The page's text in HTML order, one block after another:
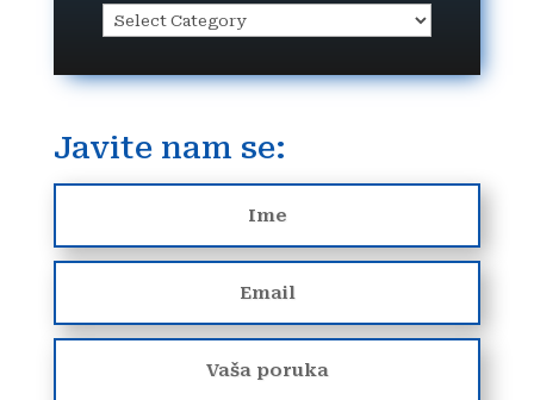
Javite nam se: